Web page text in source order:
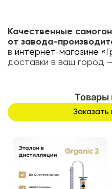
Качественные
от завода-
в интернет-магазине
доставки в ваш город
Товары